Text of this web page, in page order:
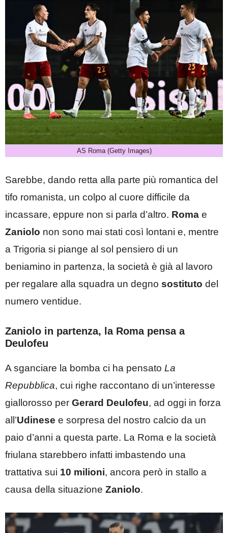
AS Roma (Getty Images)
Sarebbe, dando retta alla parte più romantica del
tifo romanista, un colpo al cuore difficile da
incassare, eppure non si parla d’altro. Roma e
Zaniolo non sono mai stati così lontani e, mentre
a Trigoria si piange al sol pensiero di un
beniamino in partenza, la società è già al lavoro
per regalare alla squadra un degno sostituto del
numero ventidue.
Zaniolo in partenza, la Roma pensa a
Deulofeu
A sganciare la bomba ci ha pensato La
Repubblica, cui righe raccontano di un’interesse
giallorosso per Gerard Deulofeu, ad oggi in forza
all’Udinese e sorpresa del nostro calcio da un
paio d’anni a questa parte. La Roma e la società
friulana starebbero infatti imbastendo una
trattativa sui 10 milioni, ancora però in stallo a
causa della situazione Zaniolo.